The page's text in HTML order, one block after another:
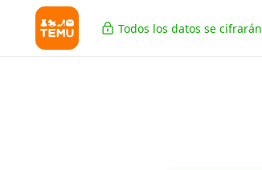
Todos los datos se cifrarán